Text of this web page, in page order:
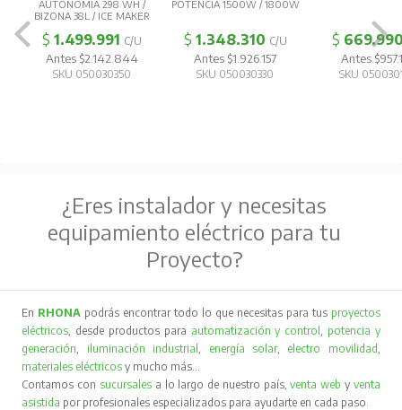
AUTONOMIA 298 WH /
BIZONA 38L / ICE MAKER
$ 1.499.991 C/U
Antes $2.142.844
SKU 050030350
POTENCIA 1500W / 1800W
$ 1.348.310 C/U
Antes $1.926.157
SKU 050030330
$
Antes
SKU
¿Eres instalador y necesitas
equipamiento eléctrico para tu
Proyecto?
En RHONA podrás encontrar todo lo que necesitas para tus proyectos
eléctricos , desde productos para automatización y control
potencia y
generación
iluminación industrial energía solar, electro movilidad
materiales eléctricos y mucho más…
Contamos con sucursales a lo largo de nuestro país,venta web y venta
asistida por profesionales especializados para ayudarte en cada paso.